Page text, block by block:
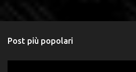
Post più popolari